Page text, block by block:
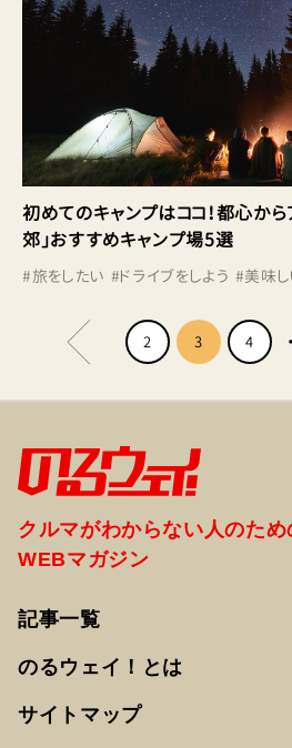
初めてのキャンプはココ！都心か
郊」おすすめキャンプ場5選
#旅をしたい #ドライブをしよう #美味
2 3 4
クルマがわからない人のため
WEBマガジン
記事一覧
のるウェイ！とは
サイトマップ